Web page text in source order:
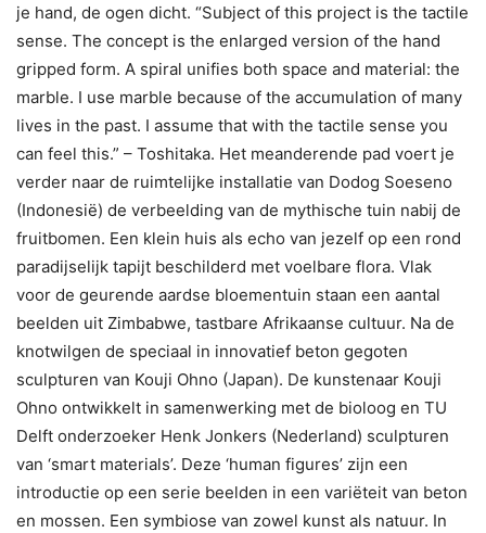
je hand, de ogen dicht. “Subject of this project is the tactile
sense. The concept is the enlarged version of the hand
gripped form. A spiral unifies both space and material: the
marble. I use marble because of the accumulation of many
lives in the past. I assume that with the tactile sense you
can feel this.” – Toshitaka. Het meanderende pad voert je
verder naar de ruimtelijke installatie van Dodog Soeseno
(Indonesië) de verbeelding van de mythische tuin nabij de
fruitbomen. Een klein huis als echo van jezelf op een rond
paradijselijk tapijt beschilderd met voelbare flora. Vlak
voor de geurende aardse bloementuin staan een aantal
beelden uit Zimbabwe, tastbare Afrikaanse cultuur. Na de
knotwilgen de speciaal in innovatief beton gegoten
sculpturen van Kouji Ohno (Japan). De kunstenaar Kouji
Ohno ontwikkelt in samenwerking met de bioloog en TU
Delft onderzoeker Henk Jonkers (Nederland) sculpturen
van ‘smart materials’. Deze ‘human figures’ zijn een
introductie op een serie beelden in een variëteit van beton
en mossen. Een symbiose van zowel kunst als natuur. In